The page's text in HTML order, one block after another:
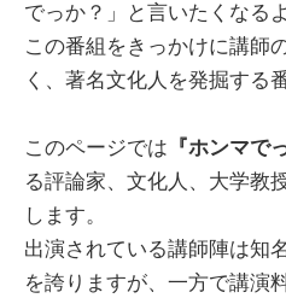
でっか？」と言いたくなる
この番組をきっかけに講師
く、著名文化人を発掘する
このページでは 『ホンマで
る評論家、文化人、大学教
します。
出演されている講師陣は知
を誇りますが、一方で講演